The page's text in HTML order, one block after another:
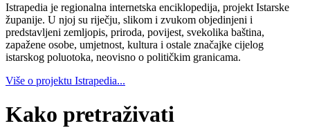
Istrapedia je regionalna internetska enciklopedija, projekt Istarske
županije. U njoj su riječju, slikom i zvukom objedinjeni i
predstavljeni zemljopis, priroda, povijest, svekolika baština,
zapažene osobe, umjetnost, kultura i ostale značajke cijelog
istarskog poluotoka, neovisno o političkim granicama.
Više o projektu Istrapedia...
Kako pretraživati